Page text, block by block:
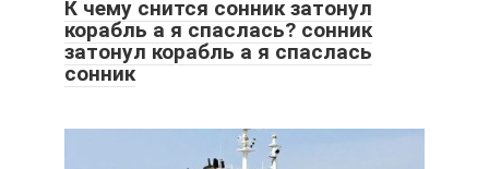
К чему снится сонник затонул
корабль а я спаслась? сонник
затонул корабль а я спаслась
сонник